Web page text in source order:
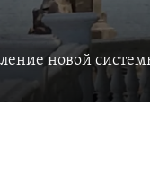
новой